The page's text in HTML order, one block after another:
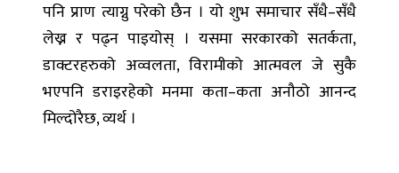
पनि प्राण त्याग्नु परेको छैन । यो शुभ समाचार सँधै–सँधै
लेख्न र पढ्न पाइयोस् । यसमा सरकारको सतर्कता,
डाक्टरहरुको अव्वलता, विरामीको आत्मवल जे सुकै
भएपनि डराइरहेको मनमा कता–कता अनौठो आनन्द
मिल्दोरैछ, व्यर्थ ।